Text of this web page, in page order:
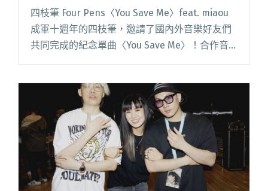
四枝筆 Four Pens〈You Save Me〉feat. miaou
成軍十週年的四枝筆，邀請了國內外音樂好友們
共同完成的紀念單曲〈You Save Me〉！合作音
MV】成軍十年四枝筆寫下感謝之歌 邀40位好友
獻聲大合唱"